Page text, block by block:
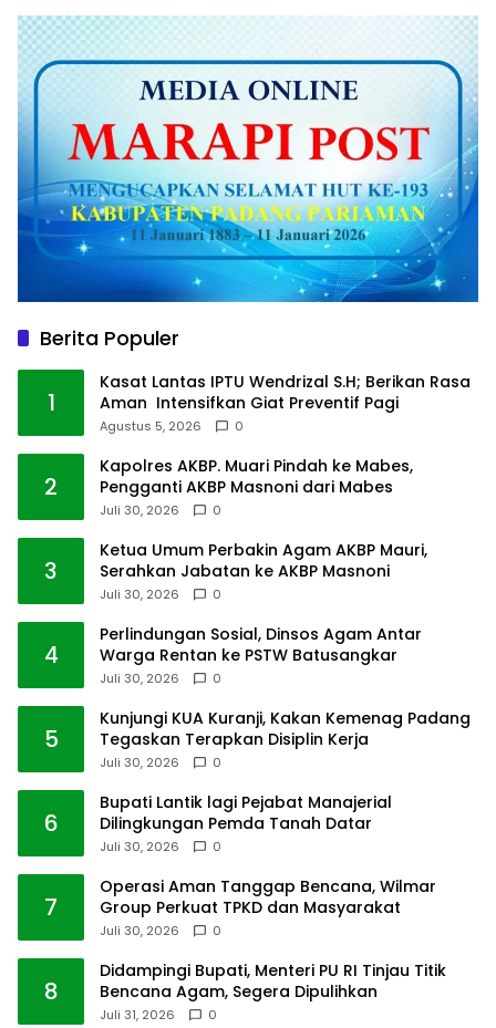
Berita Populer
1
Kasat Lantas IPTU Wendrizal S.H; Berikan Rasa
Aman Intensifkan Giat Preventif Pagi
Agustus 5, 2026 0
2
Kapolres AKBP. Muari Pindah ke Mabes,
Pengganti AKBP Masnoni dari Mabes
Juli 30, 2026 0
3
Ketua Umum Perbakin Agam AKBP Mauri,
Serahkan Jabatan ke AKBP Masnoni
Juli 30, 2026 0
4
Perlindungan Sosial, Dinsos Agam Antar
Warga Rentan ke PSTW Batusangkar
Juli 30, 2026 0
5
Kunjungi KUA Kuranji, Kakan Kemenag Padang
Tegaskan Terapkan Disiplin Kerja
Juli 30, 2026 0
6
Bupati Lantik lagi Pejabat Manajerial
Dilingkungan Pemda Tanah Datar
Juli 30, 2026 0
7
Operasi Aman Tanggap Bencana, Wilmar
Group Perkuat TPKD dan Masyarakat
Juli 30, 2026 0
8
Didampingi Bupati, Menteri PU RI Tinjau Titik
Bencana Agam, Segera Dipulihkan
Juli 31, 2026 0